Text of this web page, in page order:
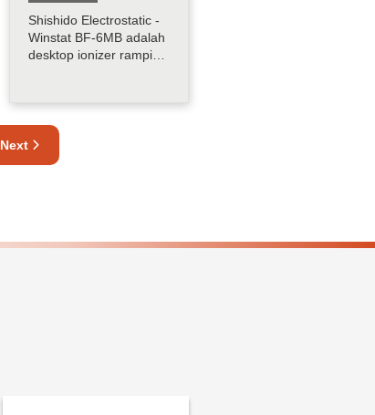
Shishido Electrostatic -
Winstat BF-6MB adalah
desktop ionizer ramping
HDC-AC teknologi tinggi
yang memiliki
kemampuan eliminasi
statis jangka panjang
Next